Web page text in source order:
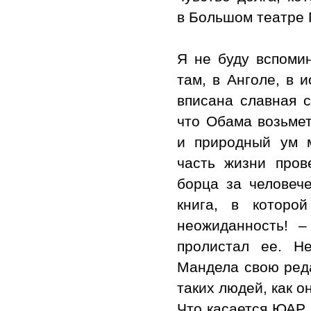
в Большом
Я не буду
там, в Анголе, в
вписана славная
что Обама
и природный ум
часть жизни
борца за
книга, в
неожиданность!
пролистал ее.
Мандела свою
таких людей, как